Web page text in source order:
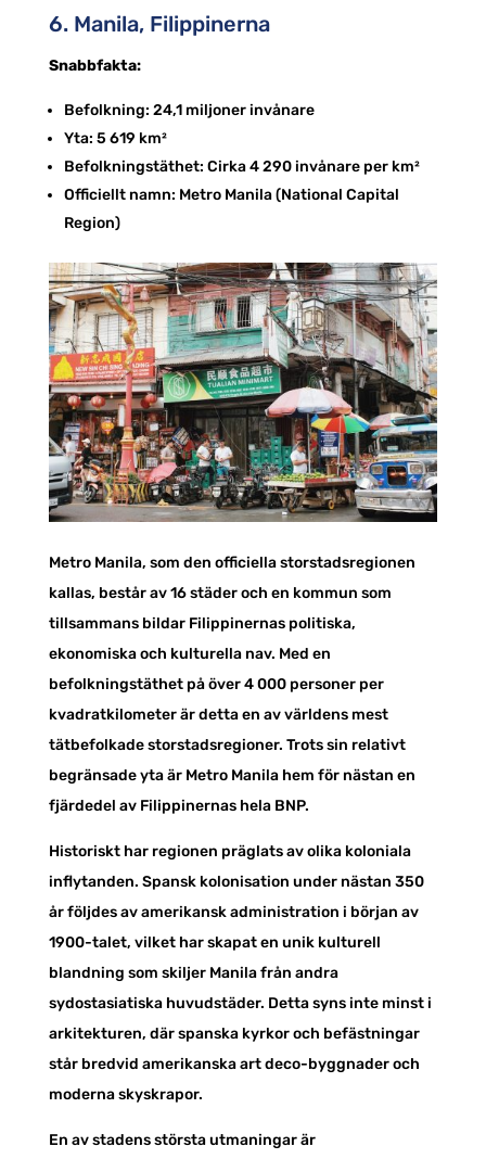
6. Manila, Filippinerna
Snabbfakta:
Befolkning: 24,1 miljoner invånare
Yta: 5 619 km²
Befolkningstäthet: Cirka 4 290 invånare per km²
Officiellt namn: Metro Manila (National Capital
Region)
Metro Manila, som den officiella storstadsregionen
kallas, består av 16 städer och en kommun som
tillsammans bildar Filippinernas politiska,
ekonomiska och kulturella nav. Med en
befolkningstäthet på över 4 000 personer per
kvadratkilometer är detta en av världens mest
tätbefolkade storstadsregioner. Trots sin relativt
begränsade yta är Metro Manila hem för nästan en
fjärdedel av Filippinernas hela BNP.
Historiskt har regionen präglats av olika koloniala
inflytanden. Spansk kolonisation under nästan 350
år följdes av amerikansk administration i början av
1900-talet, vilket har skapat en unik kulturell
blandning som skiljer Manila från andra
sydostasiatiska huvudstäder. Detta syns inte minst i
arkitekturen, där spanska kyrkor och befästningar
står bredvid amerikanska art deco-byggnader och
moderna skyskrapor.
En av stadens största utmaningar är